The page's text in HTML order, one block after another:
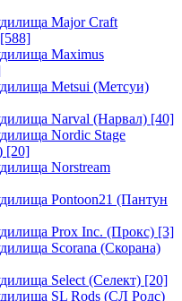
Major Craft
[588]
Maximus
Metsui (Метсуи)
Narval (Нарвал) [40]
Nordic Stage
[20]
Norstream
Pontoon21 (Пантун
Prox Inc. (Прокс) [3]
Scorana (Скорана)
Select (Селект) [20]
SL Rods (СЛ Родс)